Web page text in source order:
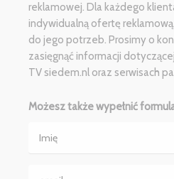
reklamowej. Dla każdego
indywidualną ofertę
do jego potrzeb. Prosimy o
zasięgnąć informacji
TV siedem.nl oraz serwisach
Możesz także wypełnić